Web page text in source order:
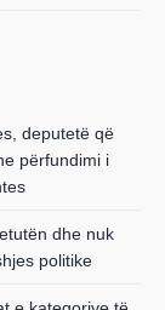
deputetë që
përfundimi i
dhe nuk
politike